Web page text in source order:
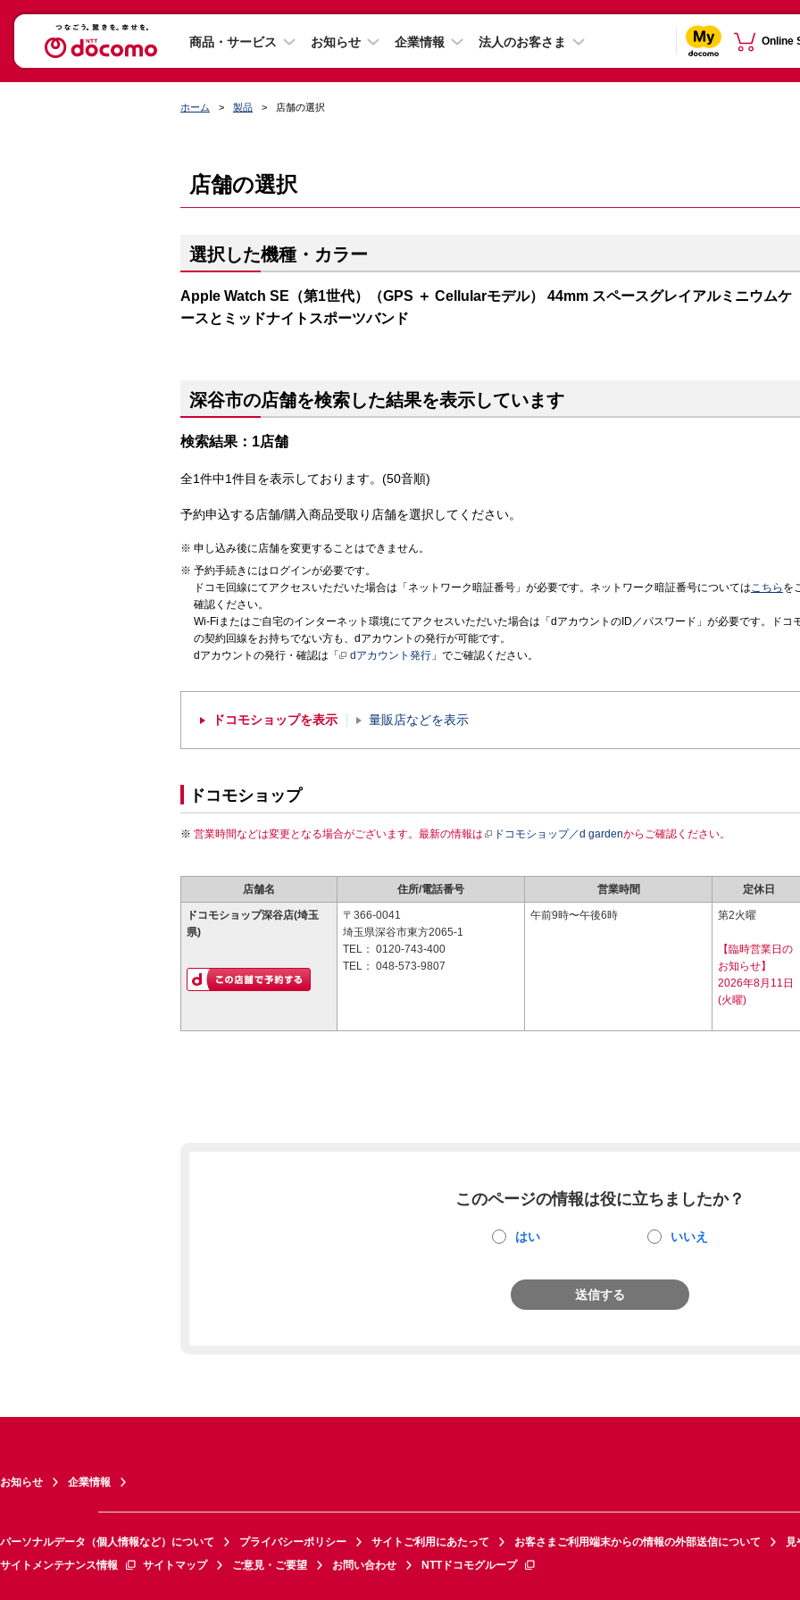
商品・サービス お知らせ 企業情報 法人のお客さま Online
ホーム 製品 店舗の選択
店舗の選択
選択した機種・カラー
Apple Watch SE（第1世代）（GPS ＋ Cellularモデル） 44mm スペースグレイアルミニウムケ
ースとミッドナイトスポーツバンド
深谷市の店舗を検索した結果を表示しています
検索結果：1店舗
全1件中1件目を表示しております。(50音順)
予約申込する店舗/購入商品受取り店舗を選択してください。
申し込み後に店舗を変更することはできません。
予約手続きにはログインが必要です。
ドコモ回線にてアクセスいただいた場合は「ネットワーク暗証番号」が必要です。ネットワーク暗証番号についてはこちら を
確認ください。
Wi-Fiまたはご自宅のインターネット環境にてアクセスいただいた場合は「dアカウントのID／パスワード」が必要です。ドコ
の契約回線をお持ちでない方も、dアカウントの発行が可能です。
dアカウントの発行・確認は「
dアカウント発行 」でご確認ください。
ドコモショップを表示 量販店などを表示
ドコモショップ
営業時間などは変更となる場合がございます。最新の情報は ドコモショップ／d gardenからご確認ください。
店舗名 住所/電話番号 営業時間 定休日
ドコモショップ深谷店(埼玉
県)
〒366-0041
埼玉県深谷市東方2065-1
TEL： 0120-743-400
TEL： 048-573-9807
午前9時〜午後6時 第2火曜
【臨時営業日の
お知らせ】
2026年8月11日
(火曜)
このページの情報は役に立ちましたか？
はい いいえ
送信する
お知らせ 企業情報
パーソナルデータ（個人情報など）について プライバシーポリシー サイトご利用にあたって お客さまご利用端末からの情報の外部送信について
見
サイトメンテナンス情報
サイトマップ ご意見・ご要望 お問い合わせ NTTドコモグループ